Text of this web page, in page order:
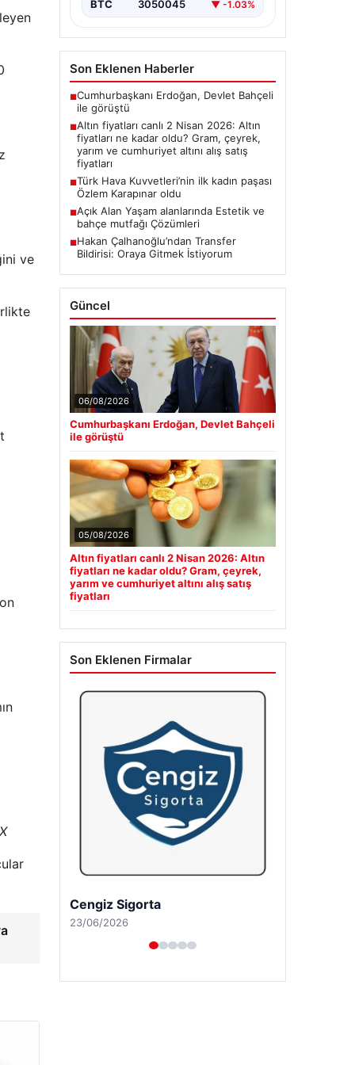
ve
BTC 3050045 ▼ -1.03%
Son Eklenen Haberler
■Cumhurbaşkanı Erdoğan, Devlet Bahçeli
ile görüştü
■Altın fiyatları canlı 2 Nisan 2026: Altın
fiyatları ne kadar oldu? Gram, çeyrek,
yarım ve cumhuriyet altını alış satış
fiyatları
■Türk Hava Kuvvetleri’nin ilk kadın paşası
Özlem Karapınar oldu
■Açık Alan Yaşam alanlarında Estetik ve
bahçe mutfağı Çözümleri
■Hakan Çalhanoğlu’ndan Transfer
Bildirisi: Oraya Gitmek İstiyorum
Güncel
06/08/2026
Cumhurbaşkanı Erdoğan, Devlet Bahçeli
ile görüştü
05/08/2026
Altın fiyatları canlı 2 Nisan 2026: Altın
fiyatları ne kadar oldu? Gram, çeyrek,
yarım ve cumhuriyet altını alış satış
fiyatları
Son Eklenen Firmalar
Hastaş Beton
26/05/2026